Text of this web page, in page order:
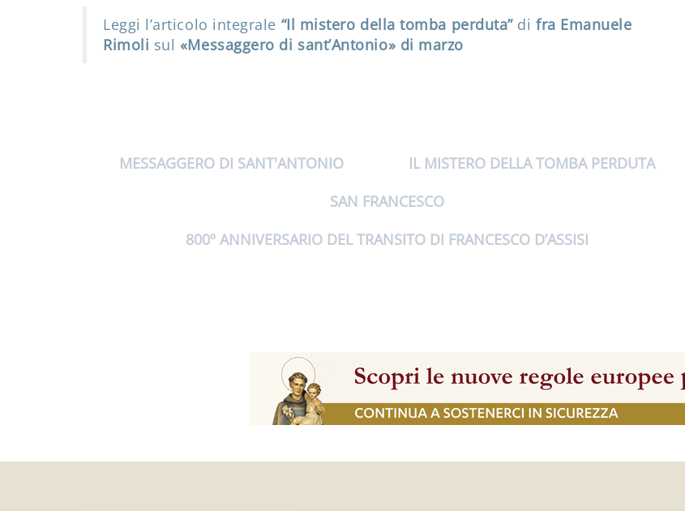
Leggi l’articolo integrale “Il mistero della tomba perduta”difra Emanuele
Rimoli sul «Messaggero di sant’Antonio» di marzo
MESSAGGERO DI SANT'ANTONIO
IL MISTERO DELLA TOMBA PERDUTA
SAN FRANCESCO
800º ANNIVERSARIO DEL TRANSITO DI FRANCESCO D’ASSISI